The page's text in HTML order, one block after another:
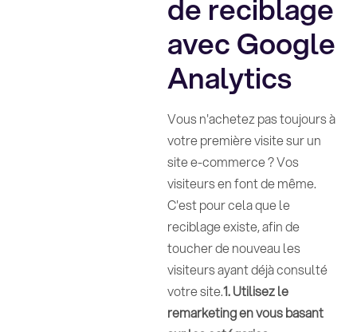
de reciblage
avec Google
Analytics
Vous n'achetez pas toujours à
votre première visite sur un
site e-commerce ? Vos
visiteurs en font de même.
C'est pour cela que le
reciblage existe, afin de
toucher de nouveau les
visiteurs ayant déjà consulté
votre site.1. Utilisez le
remarketing en vous basant